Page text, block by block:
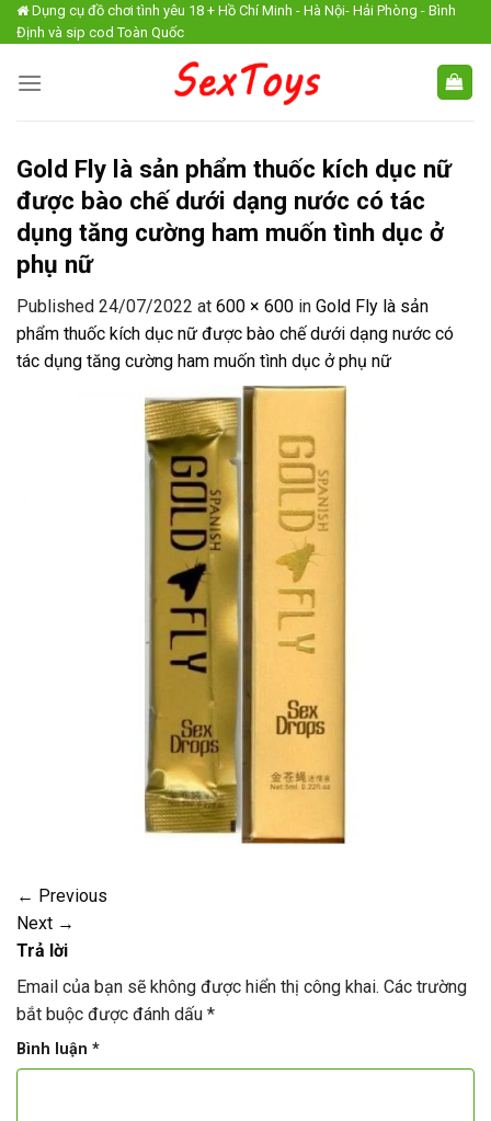
Skip
to
Dụng cụ đồ chơi tình yêu 18 + Hồ Chí Minh - Hà Nội- Hải Phòng - Bình
Định và sip cod Toàn Quốc
Gold Fly là sản phẩm thuốc kích dục nữ
được bào chế dưới dạng nước có tác
dụng tăng cường ham muốn tình dục ở
phụ nữ
Published 24/07/2022 at 600 × 600 in Gold Fly là sản
phẩm thuốc kích dục nữ được bào chế dưới dạng nước có
tác dụng tăng cường ham muốn tình dục ở phụ nữ
← Previous
Next →
Trả lời
Email của bạn sẽ không được hiển thị công khai. Các trường
bắt buộc được đánh dấu *
Bình luận *